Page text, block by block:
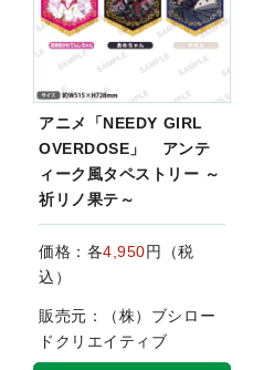
アニメ「NEEDY GIRL
OVERDOSE」 アンテ
ィーク風タペストリー ～
祈リノ果テ～
価格：各4,950円（税
込）
販売元：（株）ブシロー
ドクリエイティブ